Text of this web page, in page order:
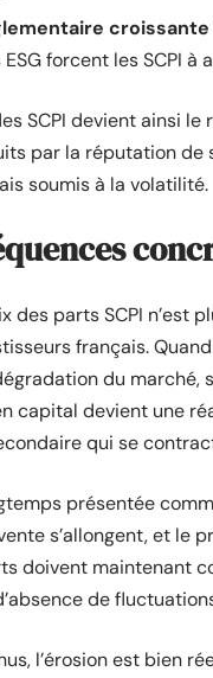
croissante
ESG forcent les SCPI
SCPI devient ainsi
par la réputation de
soumis à la volatilité.
des parts SCPI n’est
français.
du marché,
capital devient une
qui se
présentée
s’allongent, et le
doivent maintenant
de
l’érosion est bien